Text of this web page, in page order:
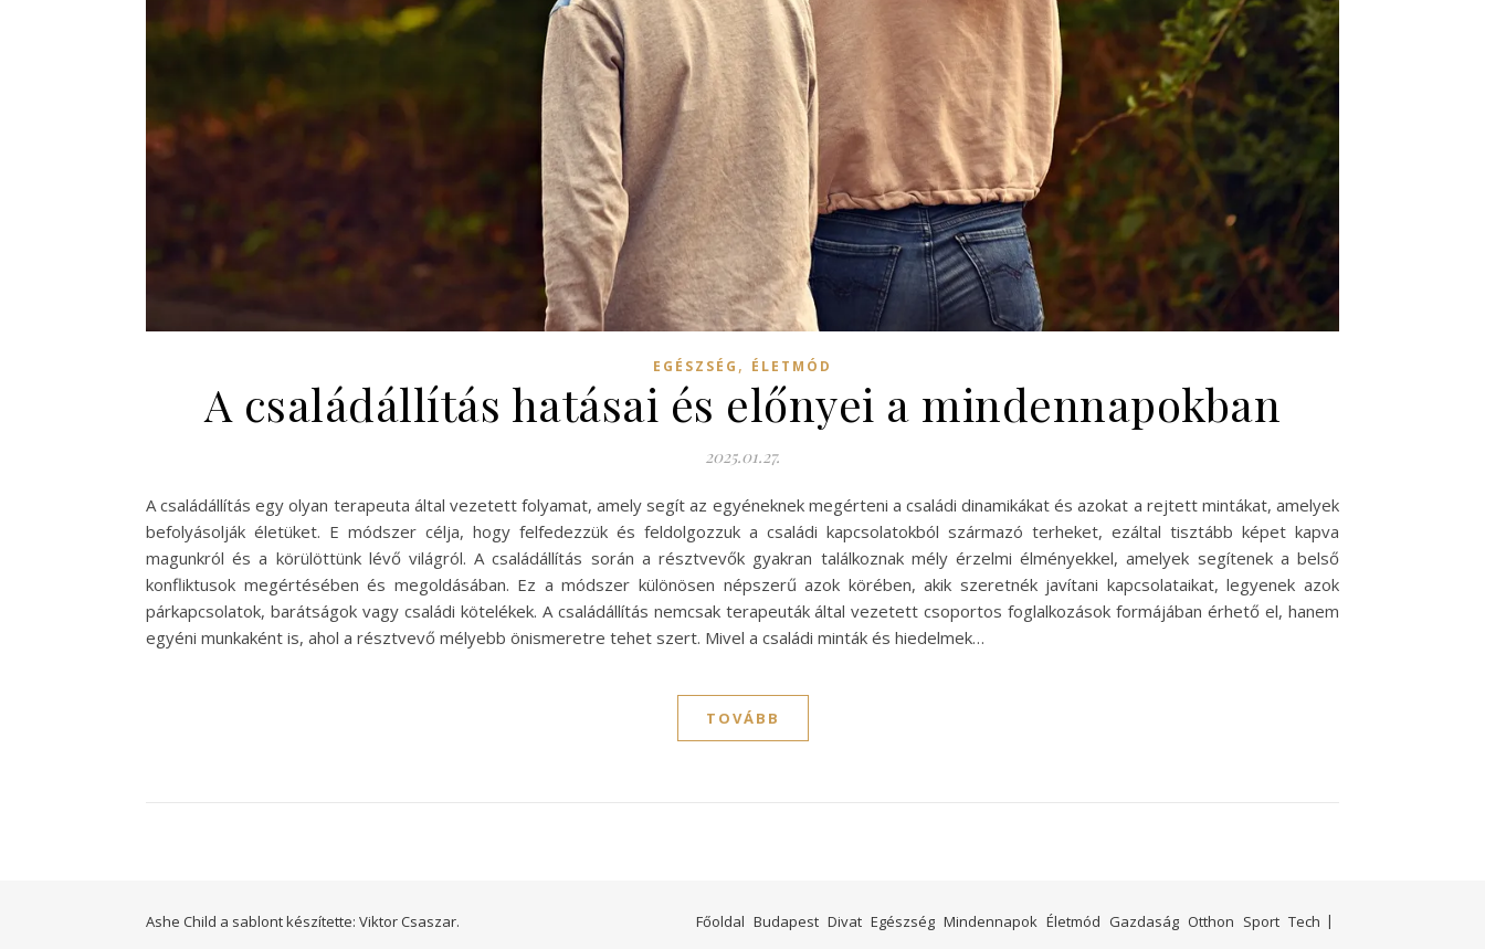
EGÉSZSÉG , ÉLETMÓD
A családállítás hatásai és előnyei a mindennapokban
2025.01.27.
A családállítás egy olyan terapeuta által vezetett folyamat, amely segít az egyéneknek megérteni a családi dinamikákat és azokat a rejtett mintákat, amelyek
befolyásolják életüket. E módszer célja, hogy felfedezzük és feldolgozzuk a családi kapcsolatokból származó terheket, ezáltal tisztább képet kapva
magunkról és a körülöttünk lévő világról. A családállítás során a résztvevők gyakran találkoznak mély érzelmi élményekkel, amelyek segítenek a belső
konfliktusok megértésében és megoldásában. Ez a módszer különösen népszerű azok körében, akik szeretnék javítani kapcsolataikat, legyenek azok
párkapcsolatok, barátságok vagy családi kötelékek. A családállítás nemcsak terapeuták által vezetett csoportos foglalkozások formájában érhető el, hanem
egyéni munkaként is, ahol a résztvevő mélyebb önismeretre tehet szert. Mivel a családi minták és hiedelmek…
TOVÁBB
Főoldal Budapest Divat Egészség Mindennapok Életmód Gazdaság Otthon Sport Tech
Ashe Child a sablont készítette: Viktor Csaszar.